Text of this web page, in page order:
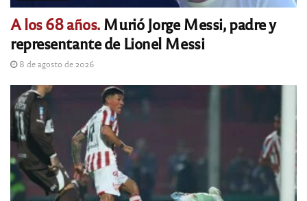
A los 68 años.Murió Jorge Messi, padre y
representante de Lionel Messi
8 de agosto de 2026